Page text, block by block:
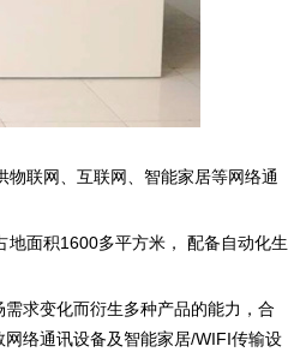
联网、互联网、智能家居等网络通
面积1600多平方米， 配备自动化生
求变化而衍生多种产品的能力，合
络通讯设备及智能家居/WIFI传输设